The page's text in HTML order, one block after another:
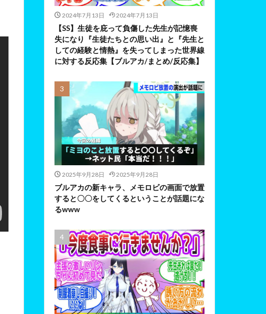
2024年7月13日 2024年7月13日
【SS】生徒を庇って負傷した先生が記憶喪
失になり『生徒たちとの思い出』と『先生と
しての経験と情熱』を失ってしまった世界線
に対する反応集【ブルアカ/まとめ/反応集】
2025年9月28日 2025年9月28日
ブルアカの新キャラ、メモロビの画面で放置
すると〇〇をしてくるということが話題にな
るwww